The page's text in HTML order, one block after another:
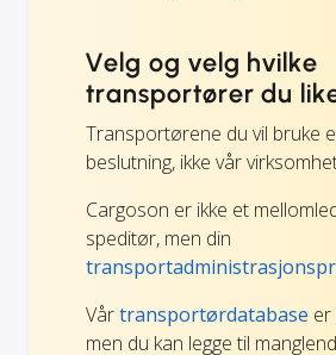
Velg og velg hvilke
transportører du
Transportørene du vil bruke
beslutning, ikke vår
Cargoson er ikke et
speditør, men din
Vårtransportørdatabase
men du kan legge til